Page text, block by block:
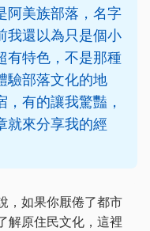
阿美族部落，名字
我還以為只是個小
有特色，不是那種
驗部落文化的地
有的讓我驚豔，
就來分享我的經
，如果你厭倦了都市
解原住民文化，這裡